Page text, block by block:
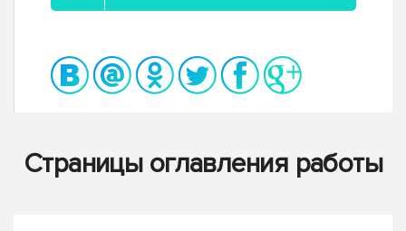
Страницы оглавления работы